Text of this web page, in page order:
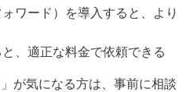
ワード）を導入すると、より
、適正な料金で依頼できる
が気になる方は、事前に相談